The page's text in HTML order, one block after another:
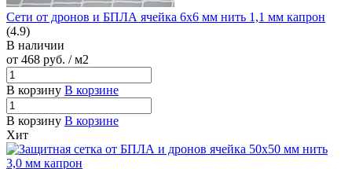
Сети от дронов и БПЛА ячейка 6х6 мм нить 1,1 мм капрон
(4.9)
В наличии
от 468 руб. / м2
В корзину В корзине
В корзину В корзине
Хит